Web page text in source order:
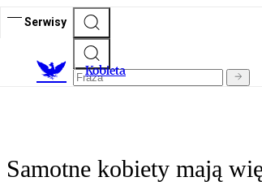
Serwisy
Kobieta
Samotne kobiety mają